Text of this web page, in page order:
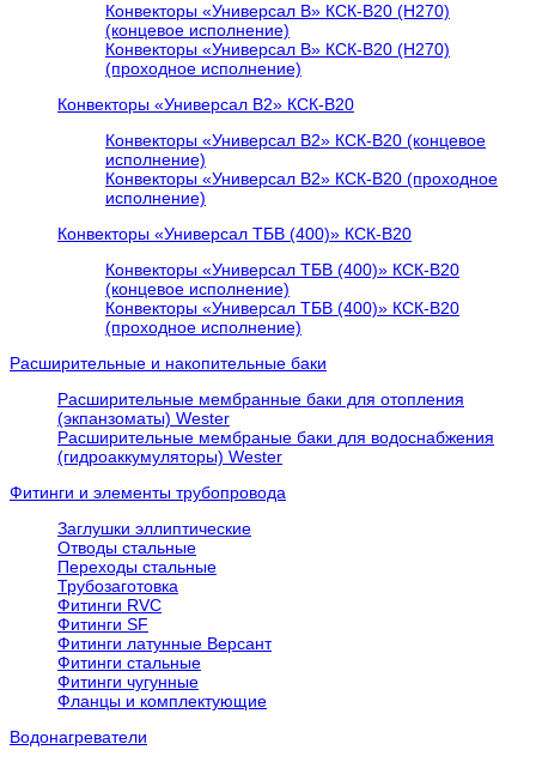
Конвекторы «Универсал В» КСК-В20 (H270)
(концевое исполнение)
Конвекторы «Универсал В» КСК-В20 (H270)
(проходное исполнение)
Конвекторы «Универсал В2» КСК-В20
Конвекторы «Универсал В2» КСК-В20 (концевое
исполнение)
Конвекторы «Универсал В2» КСК-В20 (проходное
исполнение)
Конвекторы «Универсал ТБВ (400)» КСК-В20
Конвекторы «Универсал ТБВ (400)» КСК-В20
(концевое исполнение)
Конвекторы «Универсал ТБВ (400)» КСК-В20
(проходное исполнение)
Расширительные и накопительные баки
Расширительные мембранные баки для отопления
(экпанзоматы) Wester
Расширительные мембраные баки для водоснабжения
(гидроаккумуляторы) Wester
Фитинги и элементы трубопровода
Заглушки эллиптические
Отводы стальные
Переходы стальные
Трубозаготовка
Фитинги RVC
Фитинги SF
Фитинги латунные Версант
Фитинги стальные
Фитинги чугунные
Фланцы и комплектующие
Водонагреватели